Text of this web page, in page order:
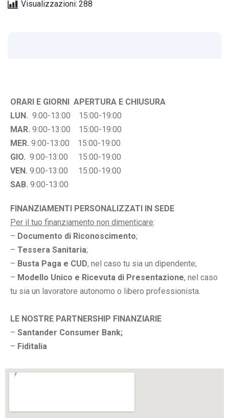
Visualizzazioni: 288
ORARI E GIORNI APERTURA E CHIUSURA
LUN. 9:00-13:00 15:00-19:00
MAR. 9:00-13:00 15:00-19:00
MER. 9:00-13:00 15:00-19:00
GIO. 9:00-13:00 15:00-19:00
VEN. 9:00-13:00 15:00-19:00
SAB. 9:00-13:00
FINANZIAMENTI PERSONALIZZATI IN SEDE
Per il tuo finanziamento non dimenticare:
– Documento di Riconoscimento;
– Tessera Sanitaria;
– Busta Paga e CUD, nel caso tu sia un dipendente;
– Modello Unico e Ricevuta di Presentazione, nel caso
tu sia un lavoratore autonomo o libero professionista.
LE NOSTRE PARTNERSHIP FINANZIARIE
– Santander Consumer Bank;
– Fiditalia